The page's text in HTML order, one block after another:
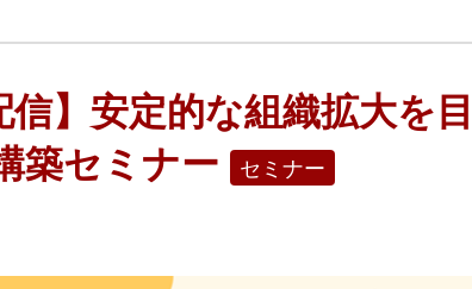
】安定的な組織拡大を
築セミナー
セミナー